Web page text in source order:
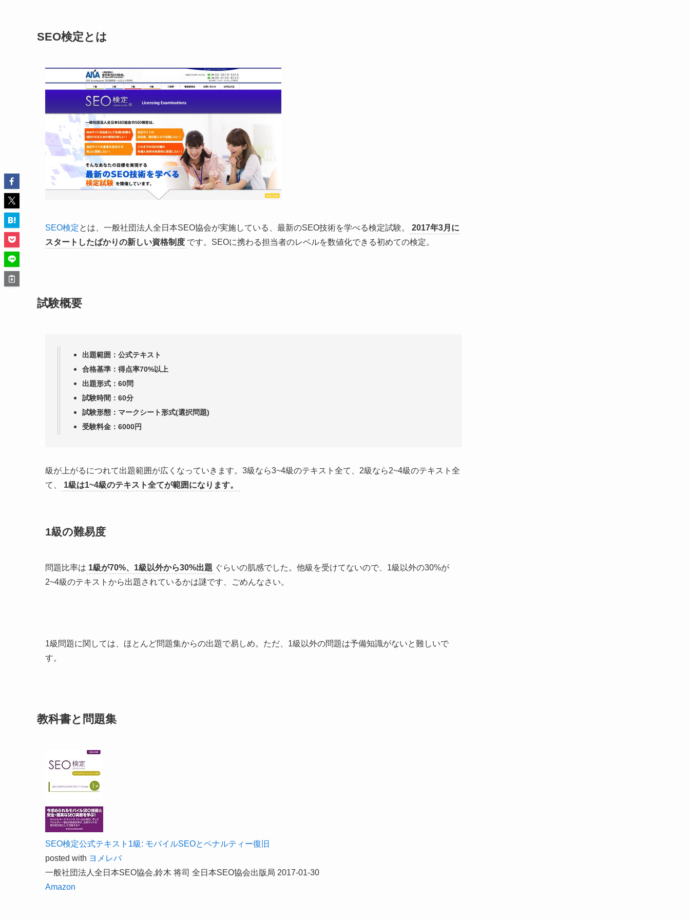
SEO検定とは
SEO検定とは、一般社団法人全日本SEO協会が実施している、最新のSEO技術を学べる検定試験。
2017年3月に
スタートしたばかりの新しい資格制度 です。SEOに携わる担当者のレベルを数値化できる初めての検定。
試験概要
出題範囲：公式テキスト
合格基準：得点率70%以上
出題形式：60問
試験時間：60分
試験形態：マークシート形式(選択問題)
受験料金：6000円
級が上がるにつれて出題範囲が広くなっていきます。3級なら3~4級のテキスト全て、2級なら2~4級のテキスト全
て、
1級は1~4級のテキスト全てが範囲になります。
1級の難易度
問題比率は 1級が70%、1級以外から30%出題 ぐらいの肌感でした。他級を受けてないので、1級以外の30%が
2~4級のテキストから出題されているかは謎です、ごめんなさい。
1級問題に関しては、ほとんど問題集からの出題で易しめ。ただ、1級以外の問題は予備知識がないと難しいで
す。
教科書と問題集
SEO検定公式テキスト1級: モバイルSEOとペナルティー復旧
posted with ヨメレバ
一般社団法人全日本SEO協会,鈴木 将司 全日本SEO協会出版局 2017-01-30
Amazon